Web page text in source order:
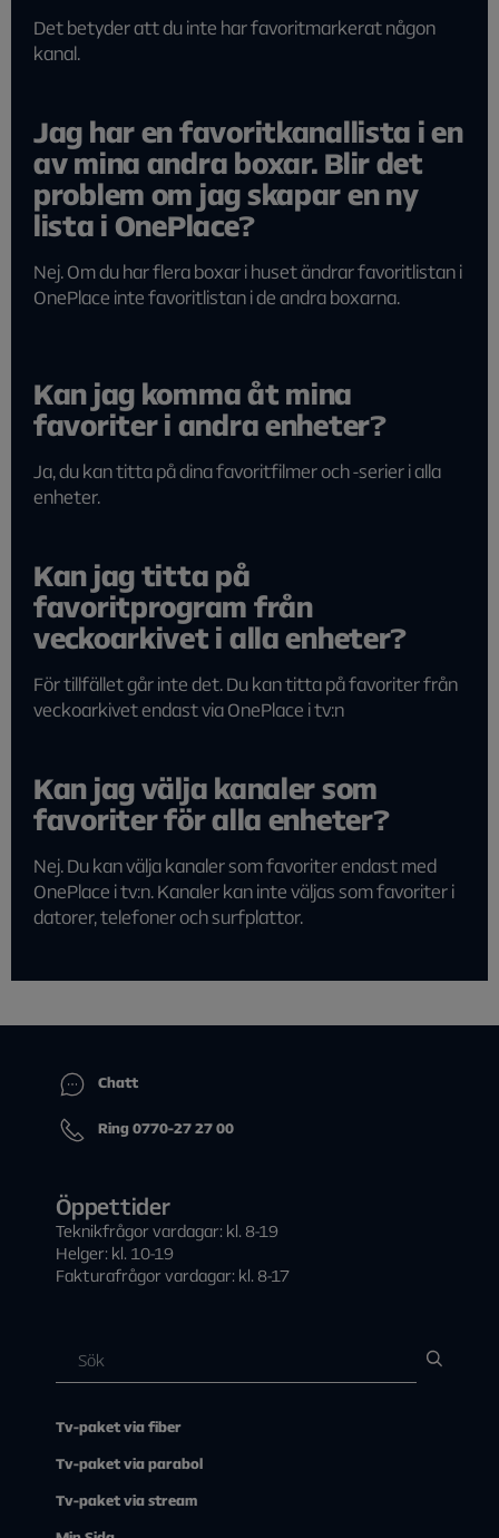
Det betyder att du inte har favoritmarkerat någon
kanal.
Jag har en favoritkanallista i en
av mina andra boxar. Blir det
problem om jag skapar en ny
lista i OnePlace?
Nej. Om du har flera boxar i huset ändrar favoritlistan i
OnePlace inte favoritlistan i de andra boxarna.
Kan jag komma åt mina
favoriter i andra enheter?
Ja, du kan titta på dina favoritfilmer och -serier i alla
enheter.
Kan jag titta på
favoritprogram från
veckoarkivet i alla enheter?
För tillfället går inte det. Du kan titta på favoriter från
veckoarkivet endast via OnePlace i tv:n
Kan jag välja kanaler som
favoriter för alla enheter?
Nej. Du kan välja kanaler som favoriter endast med
OnePlace i tv:n. Kanaler kan inte väljas som favoriter i
datorer, telefoner och surfplattor.
Chatt
Ring 0770-27 27 00
Öppettider
Teknikfrågor vardagar: kl. 8-19
Helger: kl. 10-19
Fakturafrågor vardagar: kl. 8-17
Tv-paket via fiber
Tv-paket via parabol
Tv-paket via stream